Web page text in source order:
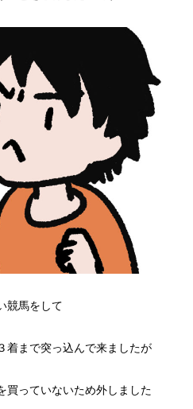
競馬をして
着まで突っ込んで来ましたが
買っていないため外しました